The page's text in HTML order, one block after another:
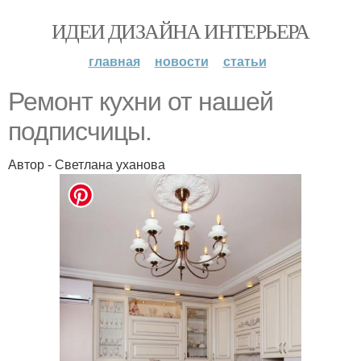
ИДЕИ ДИЗАЙНА ИНТЕРЬЕРА
главная новости статьи
Ремонт кухни от нашей
подписчицы.
Автор - Светлана уханова